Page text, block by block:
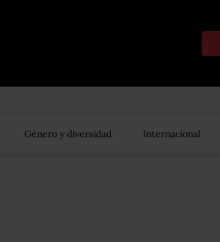
Género y diversidad Internacional